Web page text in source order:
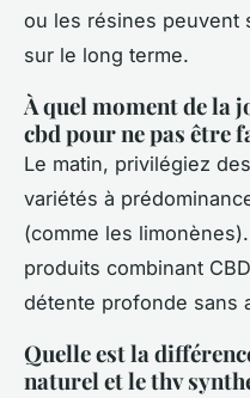
ou les résines peuvent
sur le long terme.
À quel moment de la
cbd pour ne pas être
Le matin, privilégiez
variétés à
(comme les
produits combinant
détente profonde sans
Quelle est la
naturel et le thv